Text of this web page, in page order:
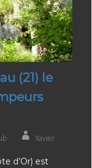
(21) le
Xavier
d’Or) est